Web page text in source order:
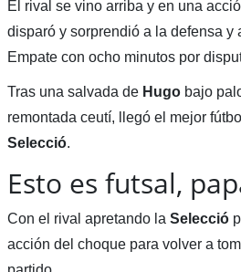
El rival se vino arriba y en una
disparó y sorprendió a la defensa y
Empate con ocho minutos por
Tras una salvada de Hugobajo
remontada ceutí, llegó el mejor
Selecció.
Esto es futsal,
Con el rival apretando la Selecció
acción del choque para volver a